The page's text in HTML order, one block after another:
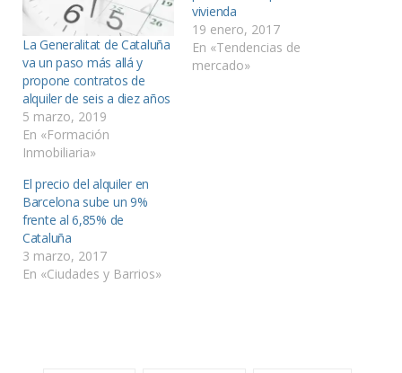
La Generalitat de Cataluña
va un paso más allá y
propone contratos de
alquiler de seis a diez años
5 marzo, 2019
En «Formación
Inmobiliaria»
vivienda
19 enero, 2017
En «Tendencias de
mercado»
El precio del alquiler en
Barcelona sube un 9%
frente al 6,85% de
Cataluña
3 marzo, 2017
En «Ciudades y Barrios»